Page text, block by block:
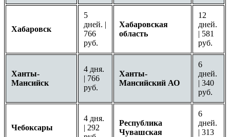
Хабаровск
5
дней. |
766
руб.
Хабаровская
область
12
дней.
| 581
руб.
Ханты-
Мансийск
4 дня.
| 766
руб.
Ханты-
Мансийский АО
6
дней.
| 340
руб.
Чебоксары
4 дня.
| 292
Республика
Чувашская
6
дней.
| 313